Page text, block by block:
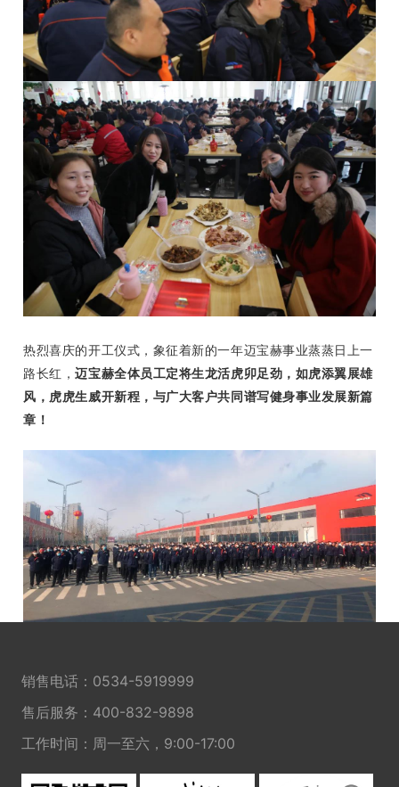
热烈喜庆的开工仪式，象征着新的一年迈宝赫事业蒸蒸日上一
路长红，迈宝赫全体员工定将生龙活虎卯足劲，如虎添翼展雄
风，虎虎生威开新程，与广大客户共同谱写健身事业发展新篇
章！
销售电话： 0534-5919999
售后服务： 400-832-9898
工作时间：周一至六，9:00-17:00